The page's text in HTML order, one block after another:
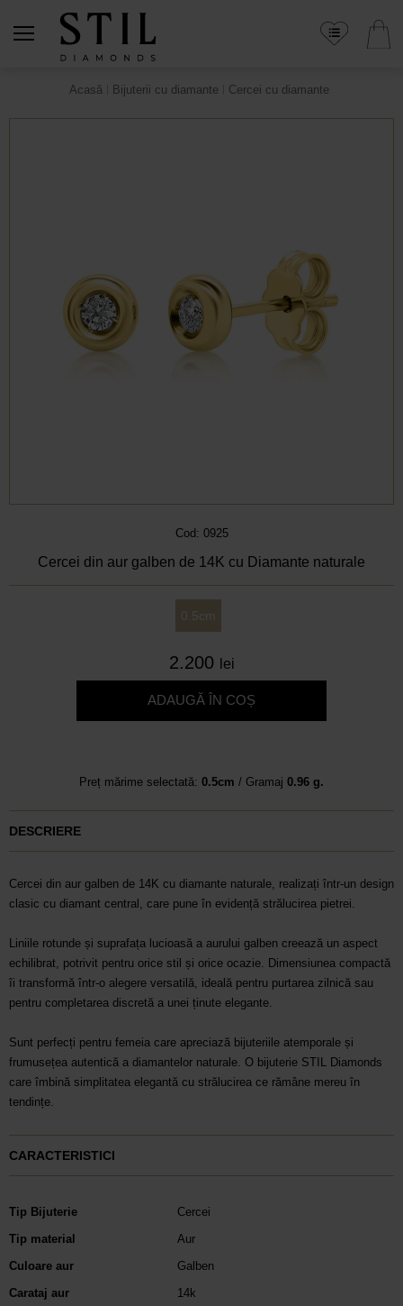
Acasă Bijuterii cu diamante Cercei cu diamante
Cod: 0925
Cercei din aur galben de 14K cu Diamante naturale
0.5cm
2.200 lei
ADAUGĂ ÎN COȘ
Preț mărime selectată: 0.5cm / Gramaj 0.96 g.
DESCRIERE
Cercei din aur galben de 14K cu diamante naturale, realizați într-un design
clasic cu diamant central, care pune în evidență strălucirea pietrei.
Liniile rotunde și suprafața lucioasă a aurului galben creează un aspect
echilibrat, potrivit pentru orice stil și orice ocazie. Dimensiunea compactă
îi transformă într-o alegere versatilă, ideală pentru purtarea zilnică sau
pentru completarea discretă a unei ținute elegante.
Sunt perfecți pentru femeia care apreciază bijuteriile atemporale și
frumusețea autentică a diamantelor naturale. O bijuterie STIL Diamonds
care îmbină simplitatea elegantă cu strălucirea ce rămâne mereu în
tendințe.
CARACTERISTICI
Tip Bijuterie
Cercei
Tip material
Aur
Culoare aur
Galben
Carataj aur
14k